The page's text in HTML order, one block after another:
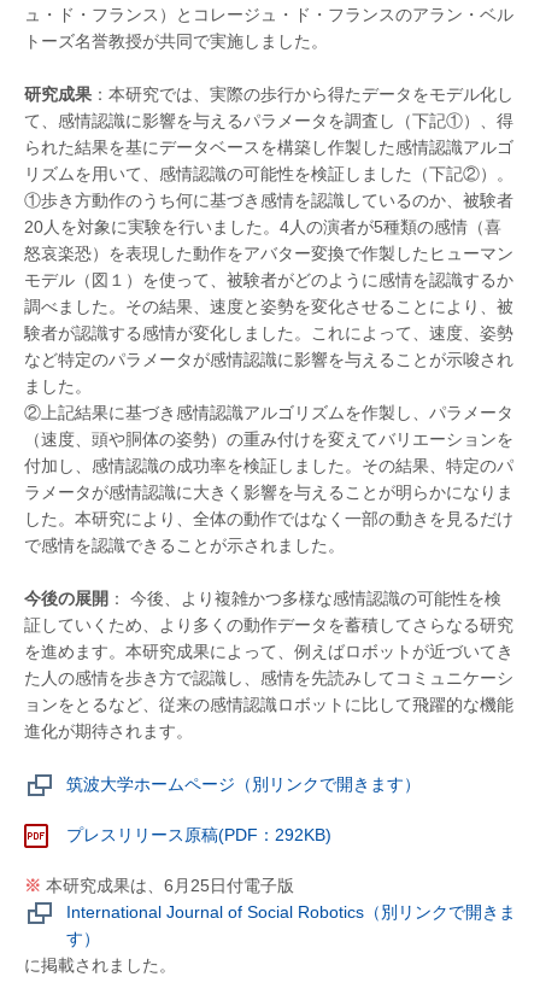
ュ・ド・フランス）とコレージュ・ド・フランスのアラン・ベル
トーズ名誉教授が共同で実施しました。
研究成果 ：本研究では、実際の歩行から得たデータをモデル化し
て、感情認識に影響を与えるパラメータを調査し（下記①）、得
られた結果を基にデータベースを構築し作製した感情認識アルゴ
リズムを用いて、感情認識の可能性を検証しました（下記②）。
①歩き方動作のうち何に基づき感情を認識しているのか、被験者
20人を対象に実験を行いました。4人の演者が5種類の感情（喜
怒哀楽恐）を表現した動作をアバター変換で作製したヒューマン
モデル（図１）を使って、被験者がどのように感情を認識するか
調べました。その結果、速度と姿勢を変化させることにより、被
験者が認識する感情が変化しました。これによって、速度、姿勢
など特定のパラメータが感情認識に影響を与えることが示唆され
ました。
②上記結果に基づき感情認識アルゴリズムを作製し、パラメータ
（速度、頭や胴体の姿勢）の重み付けを変えてバリエーションを
付加し、感情認識の成功率を検証しました。その結果、特定のパ
ラメータが感情認識に大きく影響を与えることが明らかになりま
した。本研究により、全体の動作ではなく一部の動きを見るだけ
で感情を認識できることが示されました。
今後の展開 ： 今後、より複雑かつ多様な感情認識の可能性を検
証していくため、より多くの動作データを蓄積してさらなる研究
を進めます。本研究成果によって、例えばロボットが近づいてき
た人の感情を歩き方で認識し、感情を先読みしてコミュニケーシ
ョンをとるなど、従来の感情認識ロボットに比して飛躍的な機能
進化が期待されます。
筑波大学ホームページ（別リンクで開きます）
プレスリリース原稿(PDF：292KB)
※ 本研究成果は、6月25日付電子版
International Journal of Social Robotics（別リンクで開きま
す）
に掲載されました。